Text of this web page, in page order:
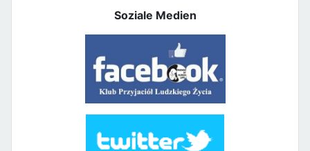
Soziale Medien